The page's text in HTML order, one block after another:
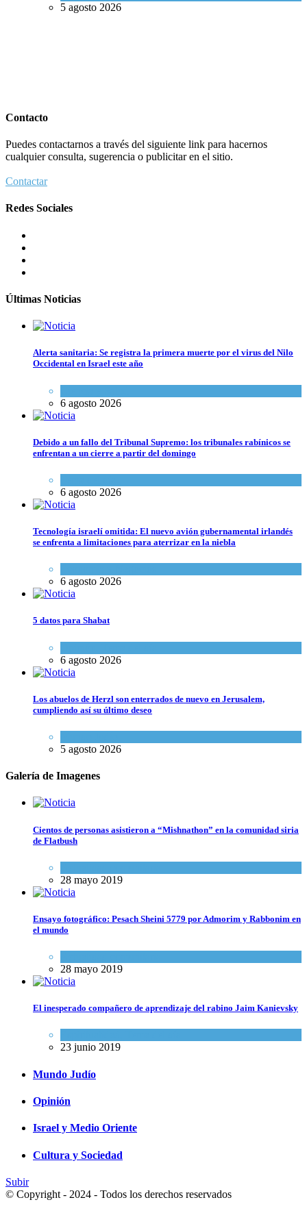
5 agosto 2026
Contacto
Puedes contactarnos a través del siguiente link para hacernos
cualquier consulta, sugerencia o publicitar en el sitio.
Contactar
Redes Sociales
Últimas Noticias
Alerta sanitaria: Se registra la primera muerte por el virus del Nilo
Occidental en Israel este año
6 agosto 2026
Debido a un fallo del Tribunal Supremo: los tribunales rabínicos se
enfrentan a un cierre a partir del domingo
6 agosto 2026
Tecnología israelí omitida: El nuevo avión gubernamental irlandés
se enfrenta a limitaciones para aterrizar en la niebla
6 agosto 2026
5 datos para Shabat
6 agosto 2026
Los abuelos de Herzl son enterrados de nuevo en Jerusalem,
cumpliendo así su último deseo
5 agosto 2026
Galería de Imagenes
Cientos de personas asistieron a “Mishnathon” en la comunidad siria
de Flatbush
28 mayo 2019
Ensayo fotográfico: Pesach Sheini 5779 por Admorim y Rabbonim en
el mundo
28 mayo 2019
El inesperado compañero de aprendizaje del rabino Jaim Kanievsky
23 junio 2019
Mundo Judío
Opinión
Israel y Medio Oriente
Cultura y Sociedad
Subir
© Copyright - 2024 - Todos los derechos reservados